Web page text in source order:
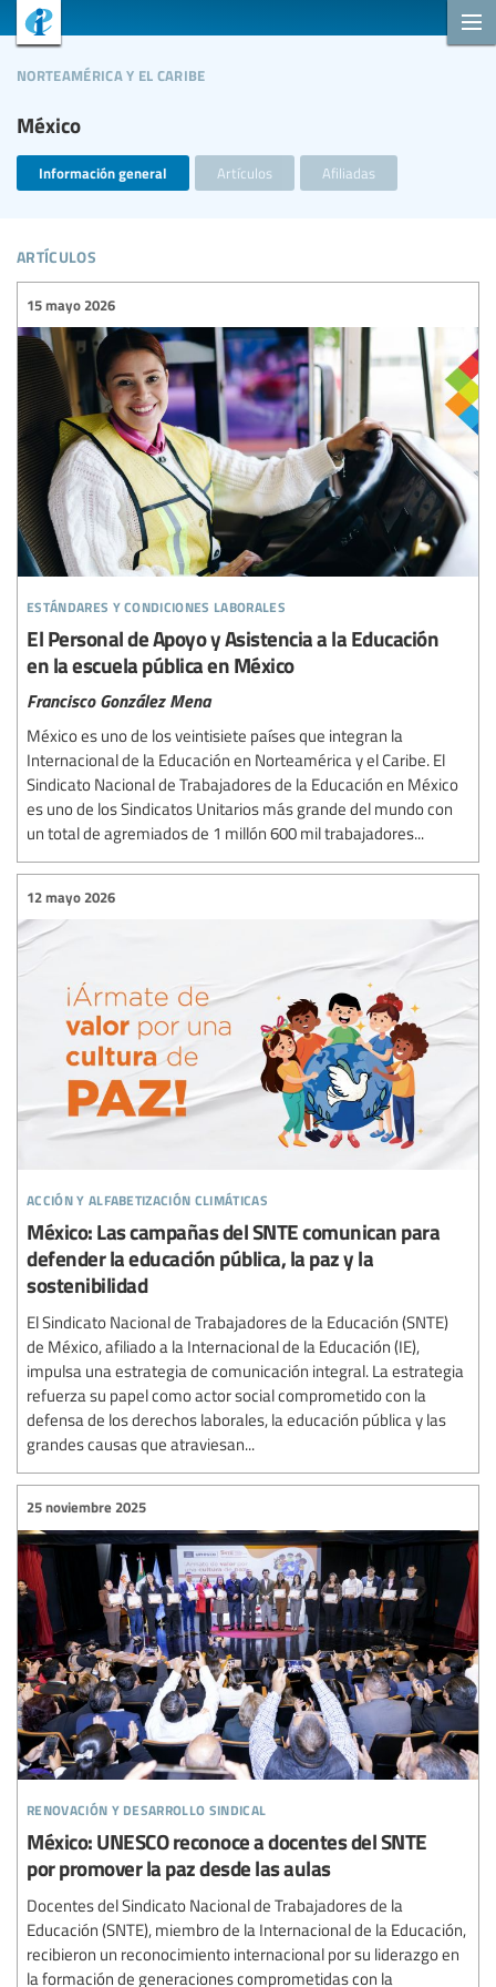
México
norteamérica y el caribe
Información general Artículos Afiliadas
artículos
estándares y condiciones laborales
15 mayo 2026
El Personal de Apoyo y Asistencia a la Educación
en la escuela pública en México
Francisco González Mena
México es uno de los veintisiete países que integran la
Internacional de la Educación en Norteamérica y el Caribe. El
Sindicato Nacional de Trabajadores de la Educación en México
es uno de los Sindicatos Unitarios más grande del mundo con
un total de agremiados de 1 millón 600 mil trabajadores...
acción y alfabetización climáticas
12 mayo 2026
México: Las campañas del SNTE comunican para
defender la educación pública, la paz y la
sostenibilidad
El Sindicato Nacional de Trabajadores de la Educación (SNTE)
de México, afiliado a la Internacional de la Educación (IE),
impulsa una estrategia de comunicación integral. La estrategia
refuerza su papel como actor social comprometido con la
defensa de los derechos laborales, la educación pública y las
grandes causas que atraviesan...
renovación y desarrollo sindical
25 noviembre 2025
México: UNESCO reconoce a docentes del SNTE
por promover la paz desde las aulas
Docentes del Sindicato Nacional de Trabajadores de la
Educación (SNTE), miembro de la Internacional de la Educación,
recibieron un reconocimiento internacional por su liderazgo en
la formación de generaciones comprometidas con la